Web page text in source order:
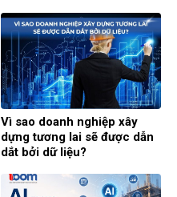
Vì sao doanh nghiệp xây
dựng tương lai sẽ được dẫn
dắt bởi dữ liệu?